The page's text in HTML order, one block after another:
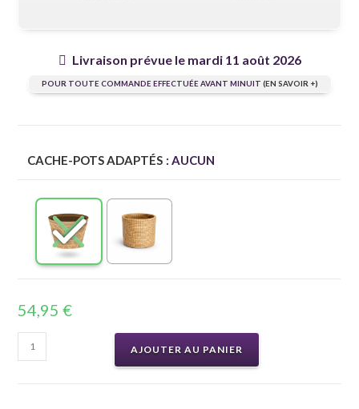
Livraison prévue le mardi 11 août 2026
POUR TOUTE COMMANDE EFFECTUÉE AVANT MINUIT (EN SAVOIR +)
CACHE-POTS ADAPTÉS : AUCUN
54,95€
AJOUTER AU PANIER